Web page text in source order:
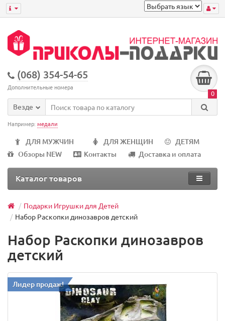
(068) 354-54-65
Дополнительные номера
0
Везде
Например: медали
ДЛЯ МУЖЧИН ДЛЯ ЖЕНЩИН
ДЕТЯМ
Обзоры NEW
Контакты Доставка и оплата
Каталог товаров
Подарки Игрушки для Детей
Набор Раскопки динозавров детский
Набор Раскопки динозавров
детский
Лидер продаж!